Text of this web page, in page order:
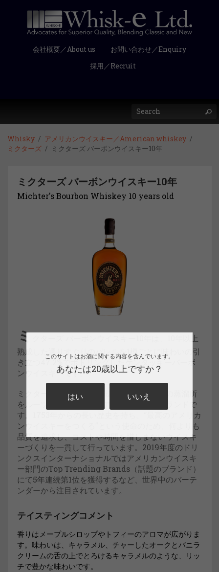
会社概要／About us
お問い合わせ／Enquiry
採用／Recruit
Whisky
アメリカンウイスキー／American whiskey
ミクターズ
ミクターズ バーボンウイスキー10年
ミクターズ バーボンウイスキー10年
Michter's Bourbon Whiskey 10 years old
ミ クターズ バーボンウイスキー10年は、10年以上
熟成した選りすぐりのバレルを1樽ごとに味わいの引
き立つ47.2%でボトリングしたケンタッキーバーボ
ンウイスキーです。
ミクターズはアメリカで最古のウイスキーの蒸溜所
をルーツに持つ、プレミアムウイスキーブランドで
す。1753年からの長い歴史を持ち、“最高のアメリカ
ンウイスキーをつくる”という使命のため、何よりも
品質を追求し、コストや時間を惜しまないウイスキ
ーづくりを一貫して行っています。2019年度のドリ
ンクスインターナショナルではアメリカンウイスキ
ー部門のTop Trending Brands（話題のブランド）
にて5年連続第1位を獲得するなど、世界中のバーテ
ンダーから注目されています。
テイスティングコメント
香りはメープルシロップやトフィーのアロマが広がりま
す。味わいは、キャラメル、チャーしたオークとバニラ
クリームの舌の上でとろけるキャラメルのような、リッ
チで豊かな味わいです。
このサイトはお酒に関する内容を含んでいます。
あなたは20歳以上ですか？
はい いいえ